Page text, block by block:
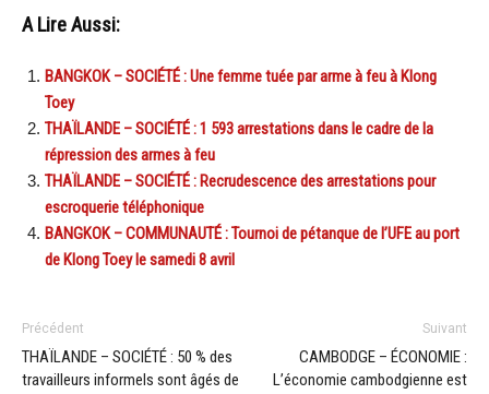
A Lire Aussi:
BANGKOK – SOCIÉTÉ : Une femme tuée par arme à feu à Klong
Toey
THAÏLANDE – SOCIÉTÉ : 1 593 arrestations dans le cadre de la
répression des armes à feu
THAÏLANDE – SOCIÉTÉ : Recrudescence des arrestations pour
escroquerie téléphonique
BANGKOK – COMMUNAUTÉ : Tournoi de pétanque de l’UFE au port
de Klong Toey le samedi 8 avril
Précédent
THAÏLANDE – SOCIÉTÉ : 50 % des
travailleurs informels sont âgés de
Suivant
CAMBODGE – ÉCONOMIE :
L’économie cambodgienne est